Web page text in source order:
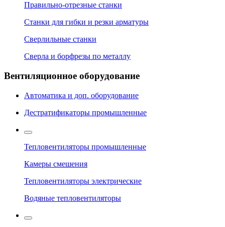
Правильно-отрезные станки
Станки для гибки и резки арматуры
Сверлильные станки
Сверла и борфрезы по металлу
Вентиляционное оборудование
Автоматика и доп. оборудование
Дестратификаторы промышленные
Тепловентиляторы промышленные
Камеры смешения
Тепловентиляторы электрические
Водяные тепловентиляторы